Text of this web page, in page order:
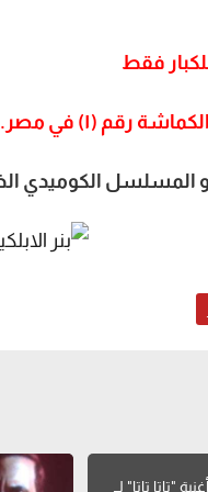
مصر.. قناة الحياة سابقًا
المسلسل الكوميدي
"تاتا تاتا" لــ